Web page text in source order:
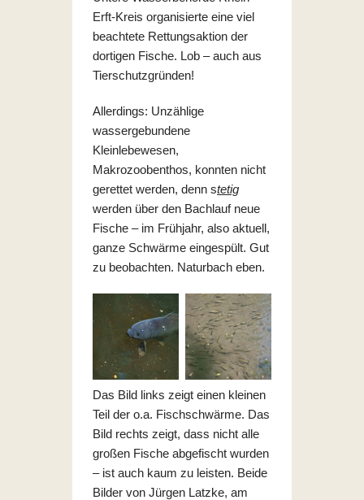
Erft-Kreis organisierte eine viel
beachtete Rettungsaktion der
dortigen Fische. Lob – auch aus
Tierschutzgründen!
Allerdings: Unzählige
wassergebundene
Kleinlebewesen,
Makrozoobenthos, konnten nicht
gerettet werden, denn stetig
werden über den Bachlauf neue
Fische – im Frühjahr, also aktuell,
ganze Schwärme eingespült. Gut
zu beobachten. Naturbach eben.
Das Bild links zeigt einen kleinen
Teil der o.a. Fischschwärme. Das
Bild rechts zeigt, dass nicht alle
großen Fische abgefischt wurden
– ist auch kaum zu leisten. Beide
Bilder von Jürgen Latzke, am